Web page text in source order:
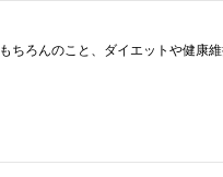
ろんのこと、ダイエットや健康